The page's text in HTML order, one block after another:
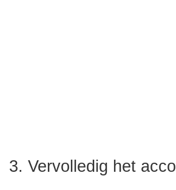
3. Vervolledig het